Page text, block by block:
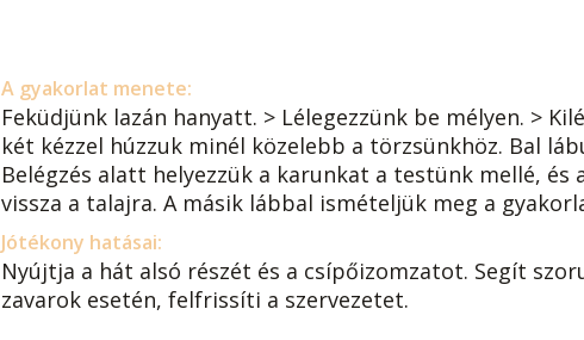
A gyakorlat menete:
Feküdjünk lazán hanyatt. > Lélegezzünk be mélyen. >
két kézzel húzzuk minél közelebb a törzsünkhöz. Bal
Belégzés alatt helyezzük a karunkat a testünk mellé,
vissza a talajra. A másik lábbal ismételjük meg a
Jótékony hatásai:
Nyújtja a hát alsó részét és a csípőizomzatot. Segít
zavarok esetén, felfrissíti a szervezetet.